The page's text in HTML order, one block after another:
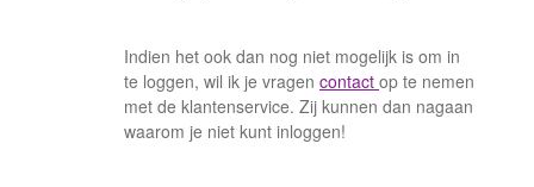
Indien het ook dan nog niet mogelijk is om in
te loggen, wil ik je vragen contact op te nemen
met de klantenservice. Zij kunnen dan nagaan
waarom je niet kunt inloggen!